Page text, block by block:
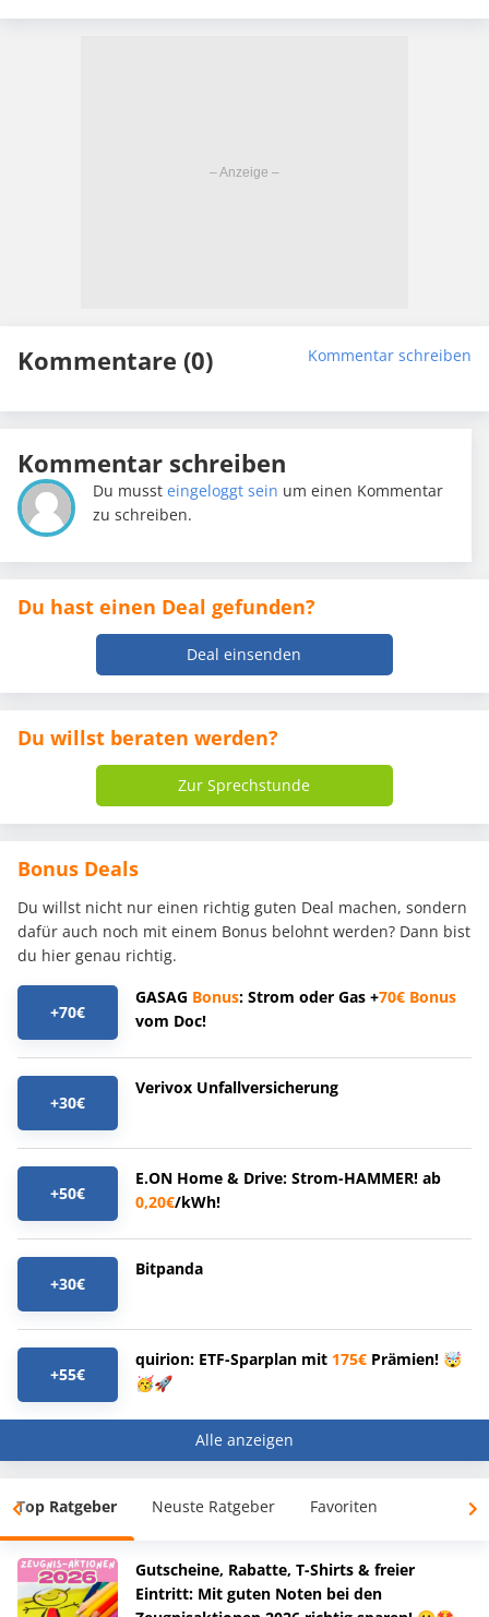
Kommentare (0) Kommentar schreiben
Kommentar schreiben
Du mussteingeloggt sein um einen Kommentar
zu schreiben.
Du hast einen Deal gefunden?
Deal einsenden
Du willst beraten werden?
Zur Sprechstunde
Bonus Deals
Du willst nicht nur einen richtig guten Deal machen, sondern
dafür auch noch mit einem Bonus belohnt werden? Dann bist
du hier genau richtig.
+70€
GASAG Bonus: Strom oder Gas +70€ Bonus
vom Doc!
+30€
Verivox Unfallversicherung
+50€
E.ON Home & Drive: Strom-HAMMER! ab
0,20€/kWh!
+30€
Bitpanda
+55€
quirion: ETF-Sparplan mit 175€ Prämien! 🤯
🥳🚀
Alle anzeigen
Top Ratgeber Neuste Ratgeber Favoriten
Gutscheine, Rabatte, T-Shirts & freier
Eintritt: Mit guten Noten bei den